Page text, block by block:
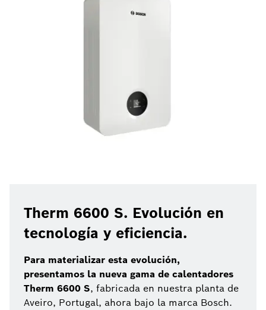
Therm 6600 S. Evolución en
tecnología y eficiencia.
Para materializar esta evolución,
presentamos la nueva gama de calentadores
Therm 6600 S, fabricada en nuestra planta de
Aveiro, Portugal, ahora bajo la marca Bosch.